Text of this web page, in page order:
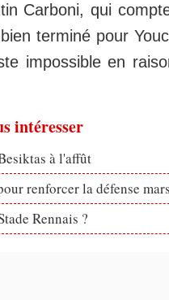
Carboni, qui
terminé pour
impossible en
intéresser
à l'affût
renforcer la défense
Rennais ?